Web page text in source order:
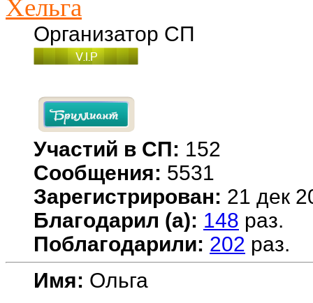
Хельга
Организатор СП
Участий в СП: 152
Сообщения: 5531
Зарегистрирован: 21 дек
Благодарил (а): 148 раз.
Поблагодарили: 202 раз.
Имя: Ольга